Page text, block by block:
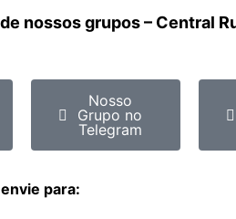
nossos grupos – Central
Nosso
Grupo no
Telegram
para: